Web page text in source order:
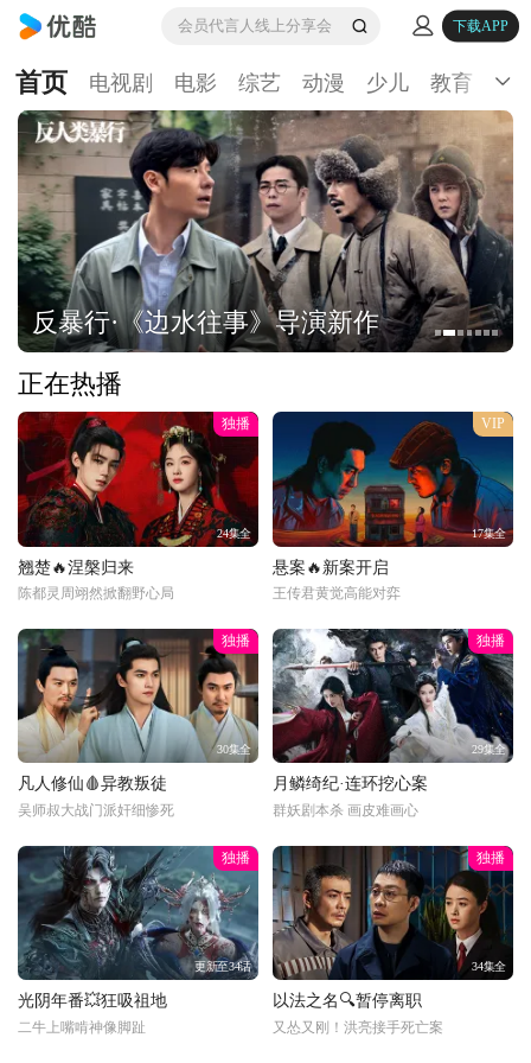
会员代言人线上分享会 下载APP
首页 电视剧 电影 综艺 动漫 少儿 教育 生
反暴行·《边水往事》导演新作
正在热播
独播
24集全
翘楚🔥涅槃归来
陈都灵周翊然掀翻野心局
VIP
17集全
悬案🔥新案开启
王传君黄觉高能对弈
独播
30集全
凡人修仙🩸异教叛徒
吴师叔大战门派奸细惨死
独播
29集全
月鳞绮纪·连环挖心案
群妖剧本杀 画皮难画心
独播
更新至34话
光阴年番💥狂吸祖地
二牛上嘴啃神像脚趾
独播
34集全
以法之名🔍暂停离职
又怂又刚！洪亮接手死亡案